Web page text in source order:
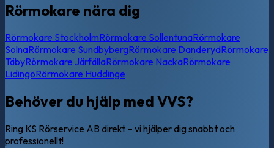
Rörmokare nära dig
Rörmokare StockholmRörmokare SollentunaRörmokare
SolnaRörmokare SundbybergRörmokare DanderydRörmokare
TäbyRörmokare JärfällaRörmokare NackaRörmokare
LidingöRörmokare Huddinge
Behöver du hjälp med VVS?
Ring KS Rörservice AB direkt – vi hjälper dig snabbt och
professionellt!